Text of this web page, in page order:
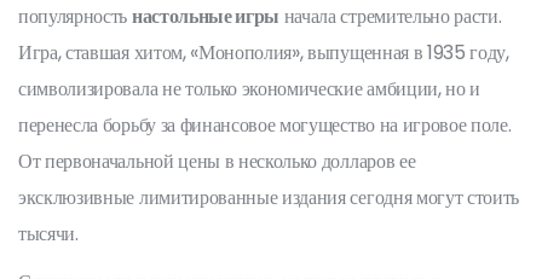
популярностьнастольные игры начала стремительно расти.
Игра, ставшая хитом, «Монополия», выпущенная в 1935 году,
символизировала не только экономические амбиции, но и
перенесла борьбу за финансовое могущество на игровое поле.
От первоначальной цены в несколько долларов ее
эксклюзивные лимитированные издания сегодня могут стоить
тысячи.